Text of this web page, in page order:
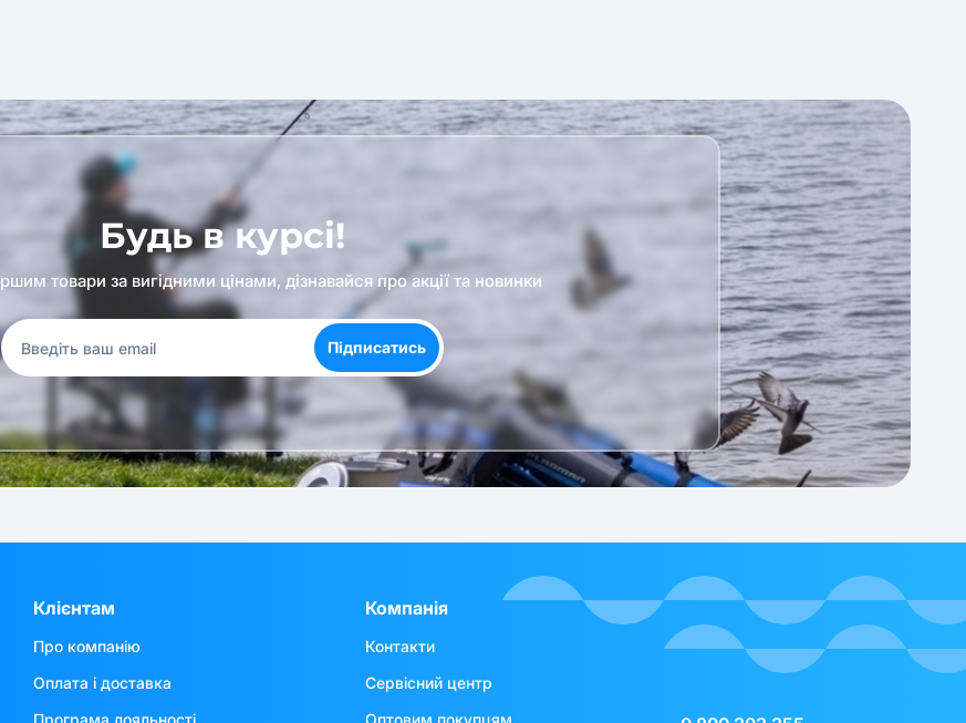
Будь в курсі!
товари за вигідними цінами, дізнавайся про акції та новинки
Підписатись
Клієнтам
Про компанію
Оплата і доставка
Програма лояльності
Компанія
Контакти
Сервісний центр
Оптовим покупцям